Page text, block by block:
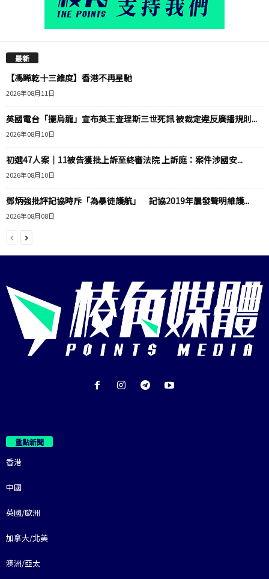
最新
【馮睎乾十三維度】香港不再星馳
2026年08月11日
英國電台「擺烏龍」宣布英王查理斯三世死訊 被裁定違反廣播規則...
2026年08月10日
初選47人案｜11被告獲批上訴至終審法院 上訴庭：案件涉國安...
2026年08月10日
鄧炳強批評記協時斥「為暴徒護航」 記協2019年屢發聲明維護...
2026年08月08日
重點新聞
香港
中國
英國/歐洲
加拿大/北美
澳洲/亞太